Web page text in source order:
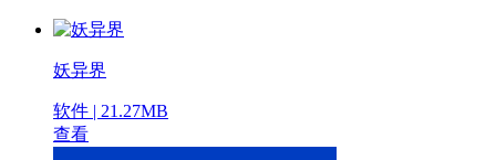
妖异界
软件 | 21.27MB
查看